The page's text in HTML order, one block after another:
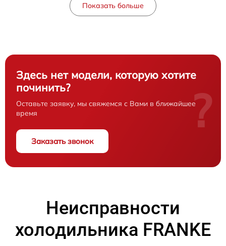
Показать больше
Здесь нет модели, которую хотите
починить?
Оставьте заявку, мы свяжемся с Вами в ближайшее
время
Заказать звонок
?
Неисправности
холодильника FRANKE